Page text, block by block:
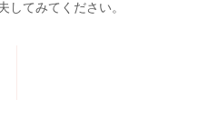
してみてください。